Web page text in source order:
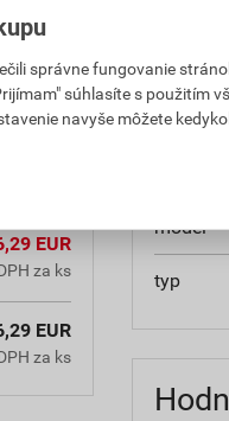
EUR
za ks
EUR
za ks
vetrací
model
typ
správne fungovanie
súhlasíte s použitím
navyše môžete